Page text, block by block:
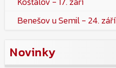
Benešov u Semil - 24. září
Novinky